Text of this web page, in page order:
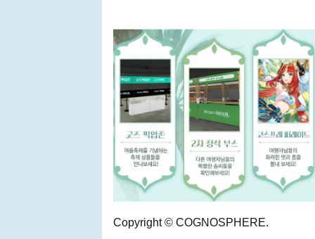
Copyright © COGNOSPHERE.